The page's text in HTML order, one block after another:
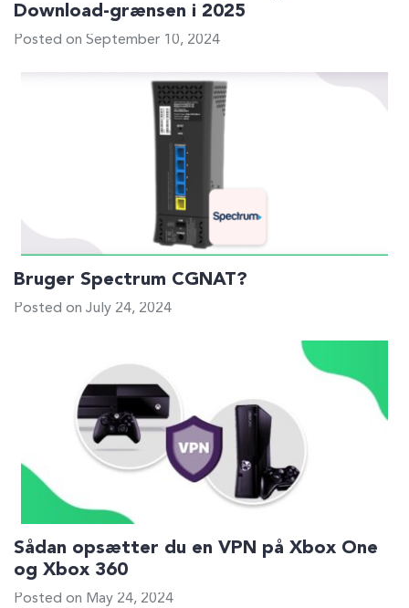
Download-grænsen i 2025
Posted on September 10, 2024
Bruger Spectrum CGNAT?
Posted on July 24, 2024
Sådan opsætter du en VPN på Xbox One
og Xbox 360
Posted on May 24, 2024